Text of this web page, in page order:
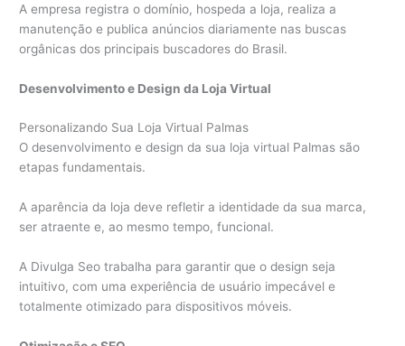
A empresa registra o domínio, hospeda a loja, realiza a
manutenção e publica anúncios diariamente nas buscas
orgânicas dos principais buscadores do Brasil.
Desenvolvimento e Design da Loja Virtual
Personalizando Sua Loja Virtual Palmas
O desenvolvimento e design da sua loja virtual Palmas são
etapas fundamentais.
A aparência da loja deve refletir a identidade da sua marca,
ser atraente e, ao mesmo tempo, funcional.
A Divulga Seo trabalha para garantir que o design seja
intuitivo, com uma experiência de usuário impecável e
totalmente otimizado para dispositivos móveis.